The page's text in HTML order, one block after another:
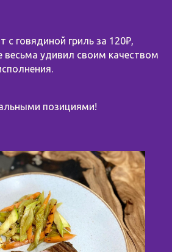
с говядиной гриль за 120₽,
весьма удивил своим качеством
позициями!